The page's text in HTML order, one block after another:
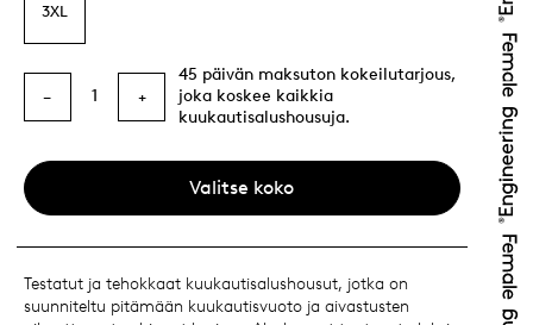
3XL
− 1 +
45 päivän maksuton kokeilutarjous,
joka koskee kaikkia
kuukautisalushousuja.
Valitse koko
Testatut ja tehokkaat kuukautisalushousut, jotka on
suunniteltu pitämään kuukautisvuoto ja aivastusten